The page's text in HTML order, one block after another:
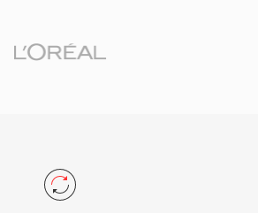
ます。
、テレビ、セットトップボックス